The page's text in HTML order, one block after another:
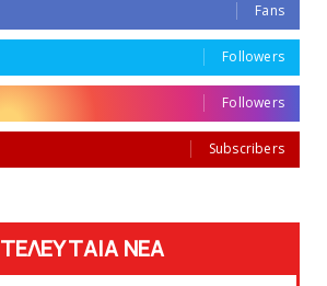
Fans
Followers
Followers
Subscribers
ΤΕΛΕΥΤΑΙΑ ΝΕΑ